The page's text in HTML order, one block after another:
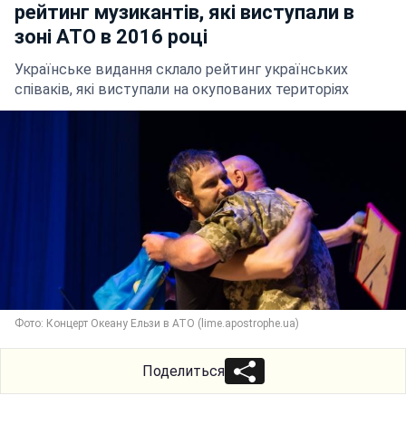
рейтинг музикантів, які виступали в
зоні АТО в 2016 році
Українське видання склало рейтинг українських
співаків, які виступали на окупованих територіях
Фото: Концерт Океану Ельзи в АТО (lime.apostrophe.ua)
Поделиться